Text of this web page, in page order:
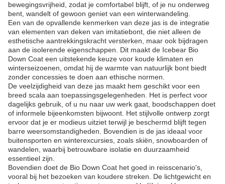
bewegingsvrijheid, zodat je comfortabel blijft, of je nu onderweg
bent, wandelt of gewoon geniet van een winterwandeling.
Een van de opvallende kenmerken van deze jas is de integratie
van elementen van deken van imitatiebont, die niet alleen de
esthetische aantrekkingskracht versterken, maar ook bijdragen
aan de isolerende eigenschappen. Dit maakt de Icebear Bio
Down Coat een uitstekende keuze voor koude klimaten en
winterseizoenen, omdat hij de warmte van natuurlijk bont biedt
zonder concessies te doen aan ethische normen.
De veelzijdigheid van deze jas maakt hem geschikt voor een
breed scala aan toepassingsgelegenheden. Het is perfect voor
dagelijks gebruik, of u nu naar uw werk gaat, boodschappen doet
of informele bijeenkomsten bijwoont. Het stijlvolle ontwerp zorgt
ervoor dat je er modieus uitziet terwijl je beschermd blijft tegen
barre weersomstandigheden. Bovendien is de jas ideaal voor
buitensporten en winterexcursies, zoals skiën, snowboarden of
wandelen, waarbij betrouwbare isolatie en duurzaamheid
essentieel zijn.
Bovendien doet de Bio Down Coat het goed in reisscenario's,
vooral bij het bezoeken van koudere streken. De lichtgewicht en